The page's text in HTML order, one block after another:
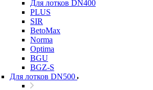
Для лотков DN400
PLUS
SIR
BetoMax
Norma
Optima
BGU
BGZ-S
Для лотков DN500